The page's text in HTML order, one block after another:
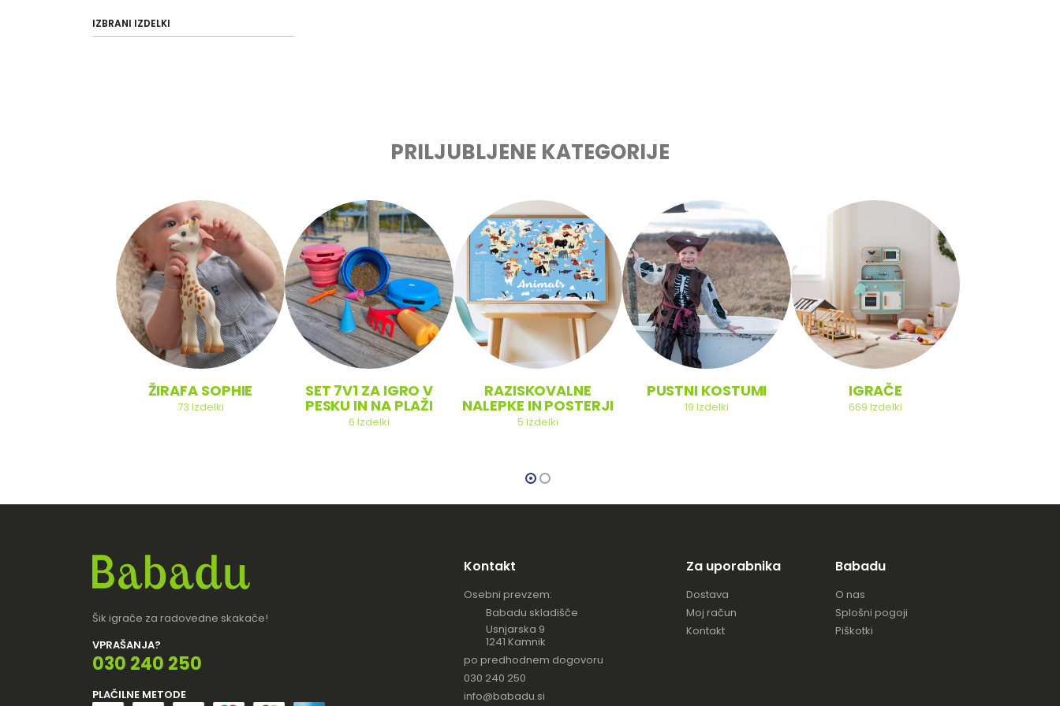
IZBRANI IZDELKI
PRILJUBLJENE KATEGORIJE
ŽIRAFA SOPHIE
73 Izdelki
SET 7V1 ZA IGRO V
PESKU IN NA PLAŽI
6 Izdelki
RAZISKOVALNE
NALEPKE IN POSTERJI
5 Izdelki
PUSTNI KOSTUMI
19 Izdelki
IGRAČE
669 Izdelki
Šik igrače za radovedne skakače!
VPRAŠANJA?
030 240 250
PLAČILNE METODE
Kontakt
Osebni prevzem:
Babadu skladišče
Usnjarska 9
1241 Kamnik
po predhodnem dogovoru
030 240 250
info@babadu.si
Za uporabnika
Dostava
Moj račun
Kontakt
Babadu
O nas
Splošni pogoji
Piškotki